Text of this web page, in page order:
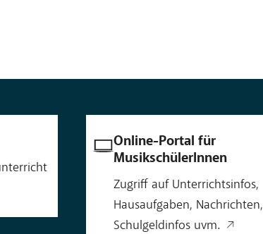
Online-Portal für
MusikschülerInnen
Zugriff auf Unterrichtsinfos,
Hausaufgaben, Nachrichten,
Schulgeldinfos uvm.